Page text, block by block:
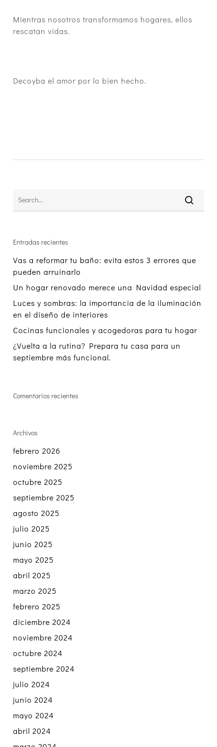
Mientras nosotros transformamos hogares, ellos
rescatan vidas.
Decoyba el amor por lo bien hecho.
Entradas recientes
Vas a reformar tu baño: evita estos 3 errores que
pueden arruinarlo
Un hogar renovado merece una Navidad especial
Luces y sombras: la importancia de la iluminación
en el diseño de interiores
Cocinas funcionales y acogedoras para tu hogar
¿Vuelta a la rutina? Prepara tu casa para un
septiembre más funcional.
Comentarios recientes
Archivos
febrero 2026
noviembre 2025
octubre 2025
septiembre 2025
agosto 2025
julio 2025
junio 2025
mayo 2025
abril 2025
marzo 2025
febrero 2025
diciembre 2024
noviembre 2024
octubre 2024
septiembre 2024
julio 2024
junio 2024
mayo 2024
abril 2024